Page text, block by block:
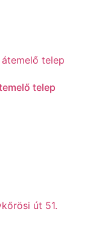
telep
út 51.